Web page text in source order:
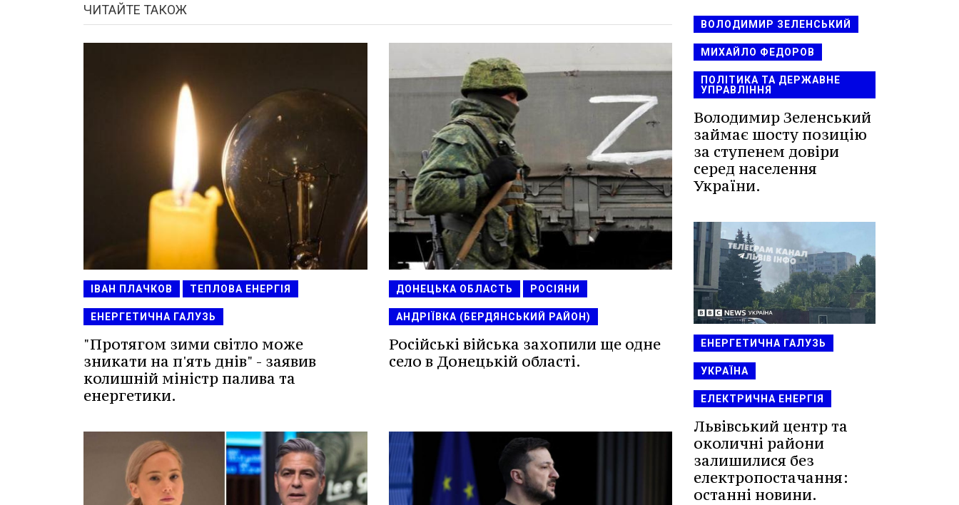
ЧИТАЙТЕ ТАКОЖ
ІВАН ПЛАЧКОВ ТЕПЛОВА ЕНЕРГІЯ
ЕНЕРГЕТИЧНА ГАЛУЗЬ
"Протягом зими світло може
зникати на п'ять днів" - заявив
колишній міністр палива та
енергетики.
ДОНЕЦЬКА ОБЛАСТЬ РОСІЯНИ
АНДРІЇВКА (БЕРДЯНСЬКИЙ РАЙОН)
Російські війська захопили ще одне
село в Донецькій області.
ВОЛОДИМИР ЗЕЛЕНСЬКИЙ
МИХАЙЛО ФЕДОРОВ
ПОЛІТИКА ТА ДЕРЖАВНЕ
УПРАВЛІННЯ
Володимир Зеленський
займає шосту позицію
за ступенем довіри
серед населення
України.
ЕНЕРГЕТИЧНА ГАЛУЗЬ
УКРАЇНА
ЕЛЕКТРИЧНА ЕНЕРГІЯ
Львівський центр та
околичні райони
залишилися без
електропостачання:
останні новини.